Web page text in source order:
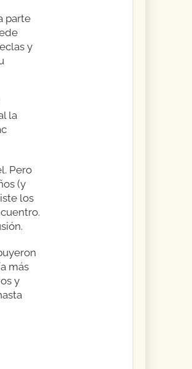
parte
y
la
Pero
(y
los
más
y